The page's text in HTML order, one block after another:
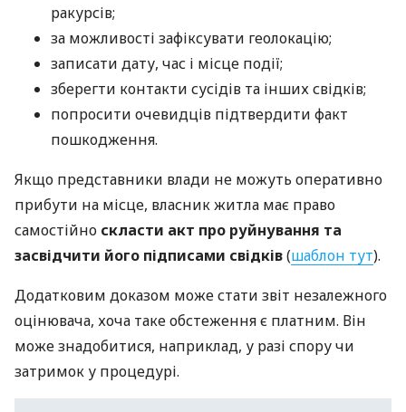
ракурсів;
за можливості зафіксувати геолокацію;
записати дату, час і місце події;
зберегти контакти сусідів та інших свідків;
попросити очевидців підтвердити факт
пошкодження.
Якщо представники влади не можуть оперативно
прибути на місце, власник житла має право
самостійно скласти акт про руйнування та
засвідчити його підписами свідків(шаблон тут).
Додатковим доказом може стати звіт незалежного
оцінювача, хоча таке обстеження є платним. Він
може знадобитися, наприклад, у разі спору чи
затримок у процедурі.